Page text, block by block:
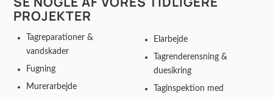
PROJEKTER
Tagreparationer &
vandskader
Fugning
Murerarbejde
Elarbejde
Tagrenderensning &
duesikring
Taginspektion med